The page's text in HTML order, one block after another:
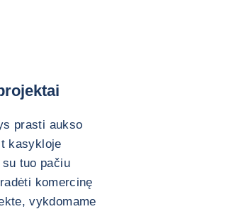
prasti aukso
kasykloje
tuo pačiu
komercinę
vykdomame